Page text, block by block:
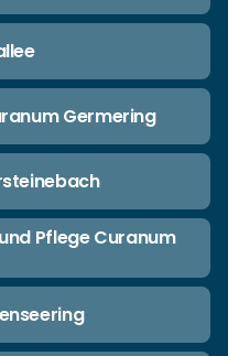
Germering
Pflege Curanum